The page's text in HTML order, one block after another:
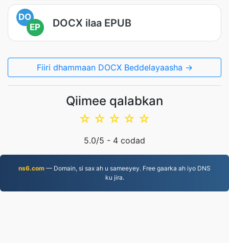
DO
EP
DOCX ilaa EPUB
Fiiri dhammaan DOCX Beddelayaasha →
Qiimee qalabkan
☆
☆
☆
☆
☆
5.0/5 - 4 codad
ns6.com — Domain, si sax ah u sameeyey. Free gaarka ah iyo DNS
ku jira.